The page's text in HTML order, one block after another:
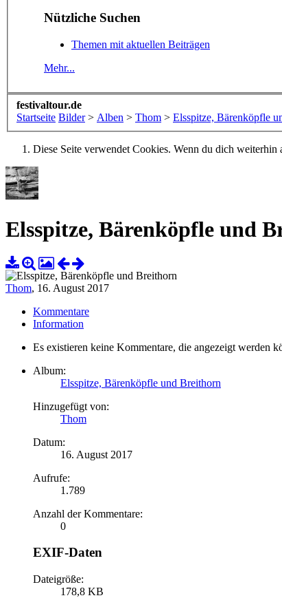
Nützliche Suchen
Themen mit aktuellen Beiträgen
Mehr...
festivaltour.de
Startseite Bilder > Alben > Thom > Elsspitze, Bärenköpfle
Diese Seite verwendet Cookies. Wenn du dich weiterhin
Elsspitze, Bärenköpfle und
Thom, 16. August 2017
Kommentare
Information
Es existieren keine Kommentare, die angezeigt werden
Album:
Elsspitze, Bärenköpfle und Breithorn
Hinzugefügt von:
Thom
Datum:
16. August 2017
Aufrufe:
1.789
Anzahl der Kommentare:
0
EXIF-Daten
Dateigröße:
178,8 KB